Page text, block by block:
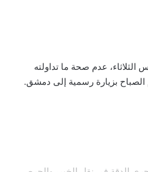
الثلاثاء، عدم صحة ما تداولته
بزيارة رسمية إلى دمشق.